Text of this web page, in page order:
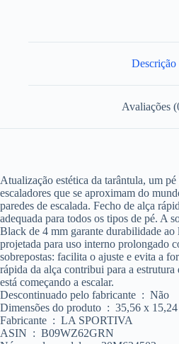
Descrição
Avaliações
Atualização estética da tarântula, um
escaladores que se aproximam do
paredes de escalada. Fecho de alça
adequada para todos os tipos de pé. A
Black de 4 mm garante durabilidade
projetada para uso interno prolongado
sobrepostas: facilita o ajuste e evita a
rápida da alça contribui para a
está começando a escalar.
Descontinuado pelo fabricante ‏ : ‎ Não
Dimensões do produto ‏ :
Fabricante ‏ : ‎ LA SPORTIVA
ASIN ‏ : ‎ B09WZ62GRN